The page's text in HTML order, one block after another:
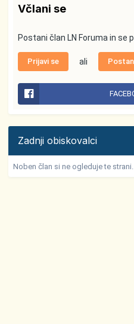
Včlani se
Postani član LN Foruma in se
Prijavi se ali
Zadnji obiskovalci
Noben član si ne ogleduje te strani.